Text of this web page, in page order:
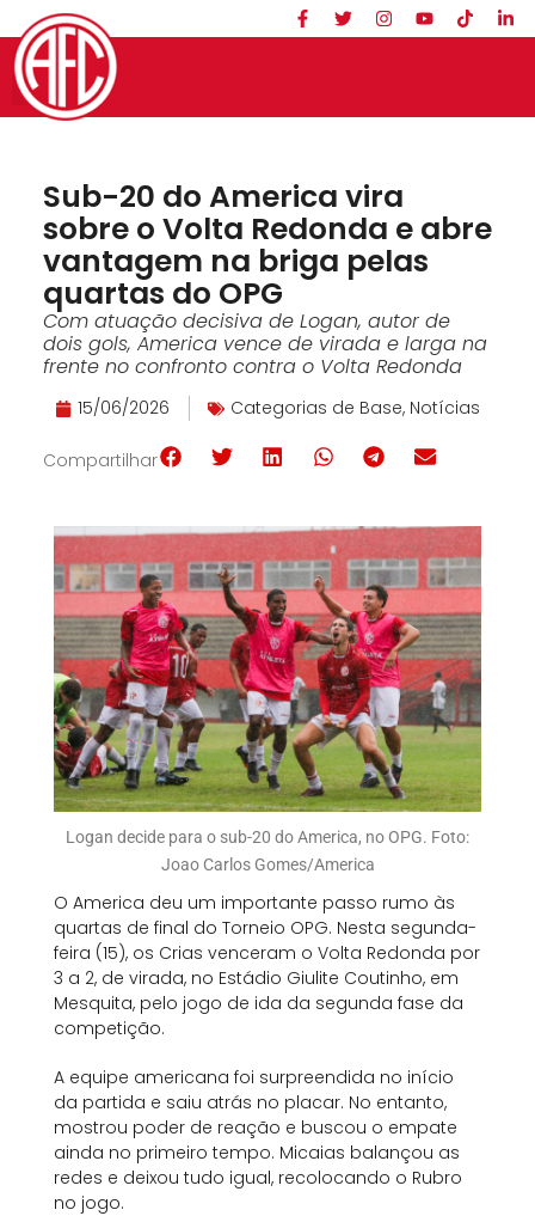
Sub-20 do America vira
sobre o Volta Redonda e abre
vantagem na briga pelas
quartas do OPG
Com atuação decisiva de Logan, autor de
dois gols, America vence de virada e larga na
frente no confronto contra o Volta Redonda
15/06/2026 Categorias de Base, Notícias
Compartilhar
Logan decide para o sub-20 do America, no OPG. Foto:
Joao Carlos Gomes/America
O America deu um importante passo rumo às
quartas de final do Torneio OPG. Nesta segunda-
feira (15), os Crias venceram o Volta Redonda por
3 a 2, de virada, no Estádio Giulite Coutinho, em
Mesquita, pelo jogo de ida da segunda fase da
competição.
A equipe americana foi surpreendida no início
da partida e saiu atrás no placar. No entanto,
mostrou poder de reação e buscou o empate
ainda no primeiro tempo. Micaias balançou as
redes e deixou tudo igual, recolocando o Rubro
no jogo.